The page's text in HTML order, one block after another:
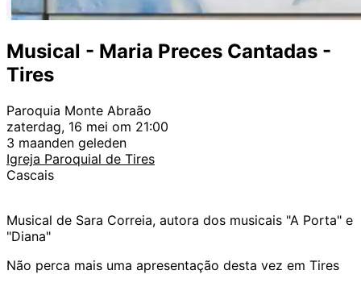
Musical - Maria Preces Cantadas -
Tires
Paroquia Monte Abraão
zaterdag, 16 mei om 21:00
3 maanden geleden
Igreja Paroquial de Tires
Cascais
Musical de Sara Correia, autora dos musicais "A Porta" e
"Diana"
Não perca mais uma apresentação desta vez em Tires